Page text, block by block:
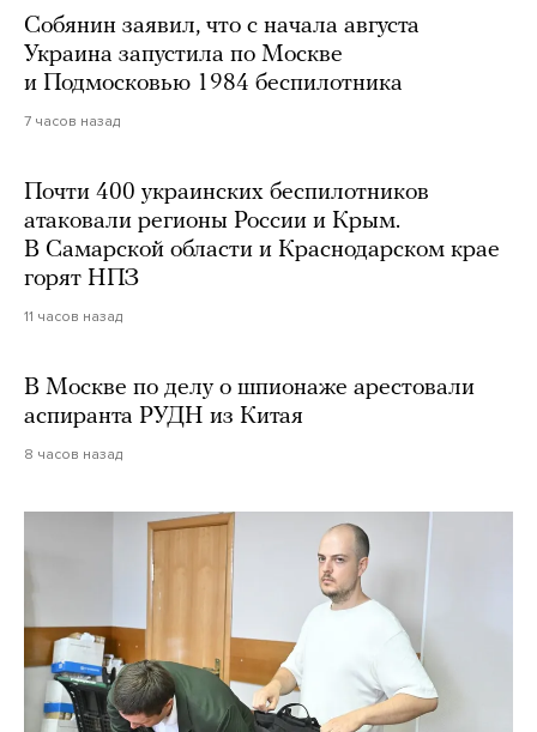
Собянин заявил, что с начала августа
Украина запустила по Москве
и Подмосковью 1984 беспилотника
7 часов назад
Почти 400 украинских беспилотников
атаковали регионы России и Крым.
В Самарской области и Краснодарском крае
горят НПЗ
11 часов назад
В Москве по делу о шпионаже арестовали
аспиранта РУДН из Китая
8 часов назад